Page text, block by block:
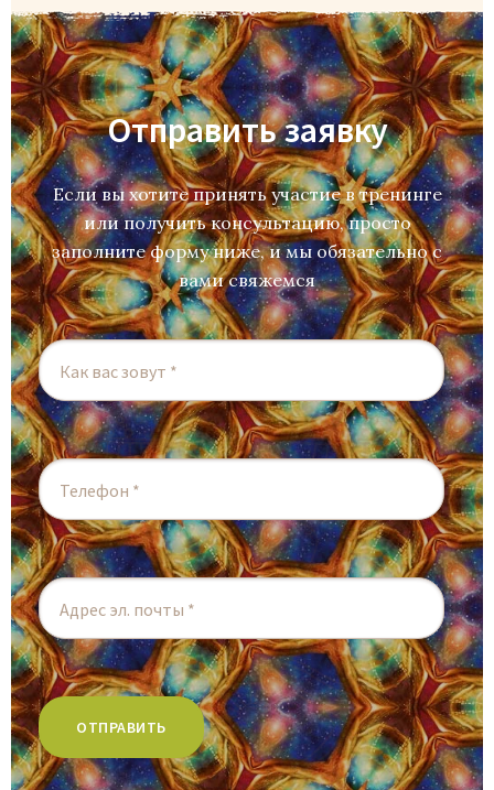
Отправить заявку
Если вы хотите принять участие в тренинге
или получить консультацию, просто
заполните форму ниже, и мы обязательно с
вами свяжемся